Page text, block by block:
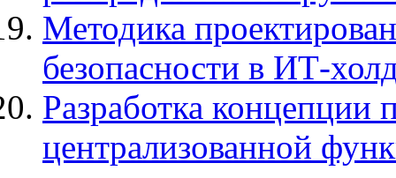
Методика
безопасности в ИТ-
Разработка концепции
централизованной